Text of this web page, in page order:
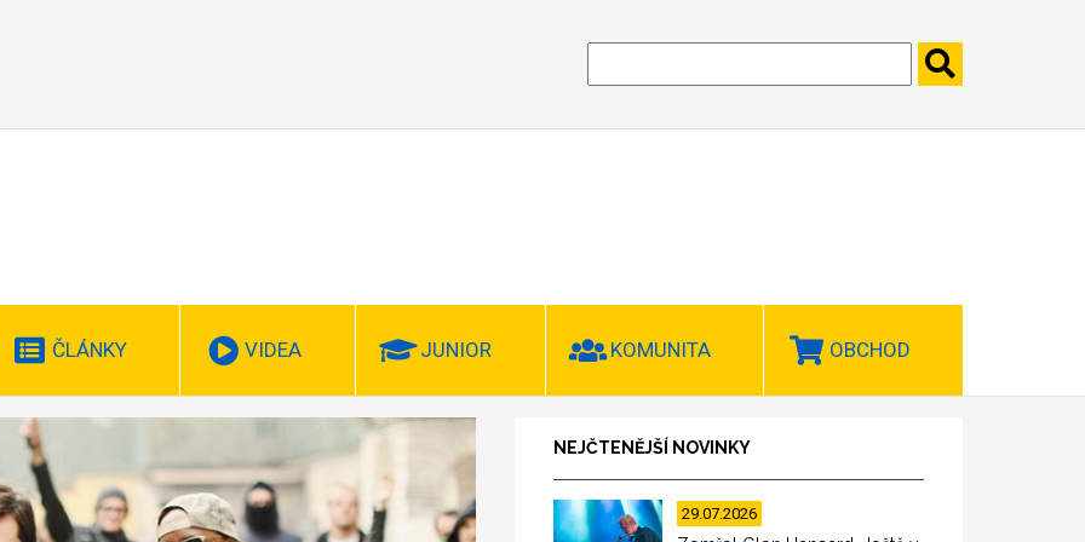
ČLÁNKY VIDEA JUNIOR KOMUNITA OBCHOD
NEJČTENĚJŠÍ NOVINKY
29.07.2026